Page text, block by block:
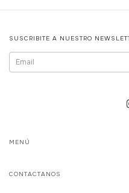
SUSCRIBITE A NUESTRO
MENÚ
CONTACTANOS